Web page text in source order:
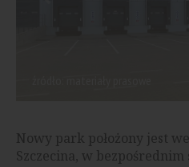
Nowy park położony jest
Szczecina, w